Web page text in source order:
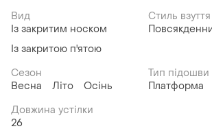
Вид
Із закритим носком
Із закритою п'ятою
Стиль взуття
Сезон
Весна
Літо Осінь
Тип підошви
Платформа
Довжина устілки
26